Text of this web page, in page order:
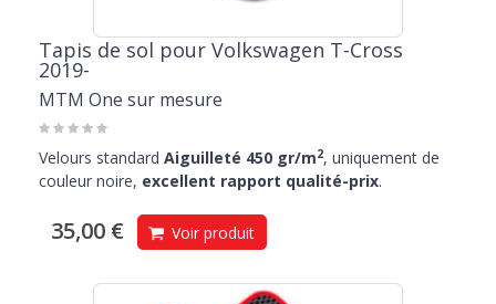
Tapis de sol pour Volkswagen T-Cross
2019-
MTM One sur mesure
Velours standard Aiguilleté 450 gr/m2, uniquement de
couleur noire, excellent rapport qualité-prix.
35,00 € Voir produit